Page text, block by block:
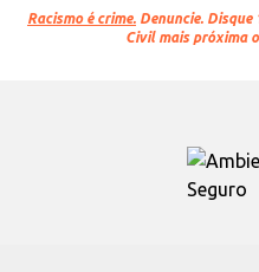
Racismo é crime. Denuncie.
Civil mais próxima